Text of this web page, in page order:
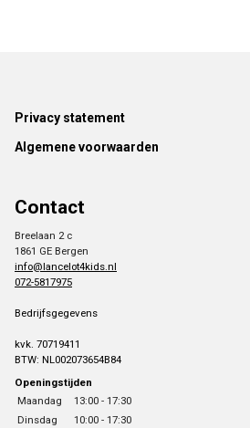
Footer
Privacy statement
Algemene voorwaarden
Contact
Breelaan 2 c
1861 GE Bergen
info@lancelot4kids.nl
072-5817975
Bedrijfsgegevens
kvk. 70719411
BTW: NL002073654B84
Openingstijden
Maandag
13:00 - 17:30
Dinsdag
10:00 - 17:30